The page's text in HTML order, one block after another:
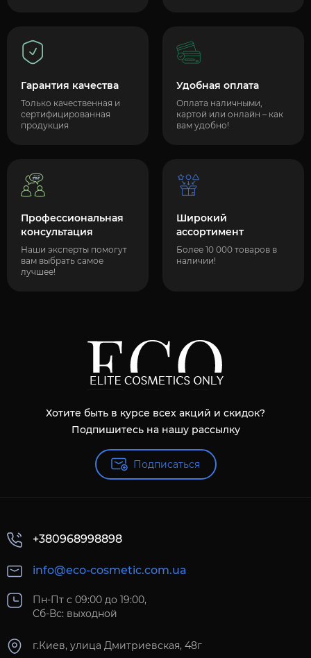
Гарантия качества
Только качественная и
сертифицированная
продукция
Удобная оплата
Оплата наличными,
картой или онлайн – как
вам удобно!
Профессиональная
консультация
Наши эксперты помогут
вам выбрать самое
лучшее!
Широкий
ассортимент
Более 10 000 товаров в
наличии!
Хотите быть в курсе всех акций и скидок?
Подпишитесь на нашу рассылку
Подписаться
+380968998898
info@eco-cosmetic.com.ua
Пн-Пт с 09:00 до 19:00,
Сб-Вс: выходной
г.Киев, улица Дмитриевская, 48г